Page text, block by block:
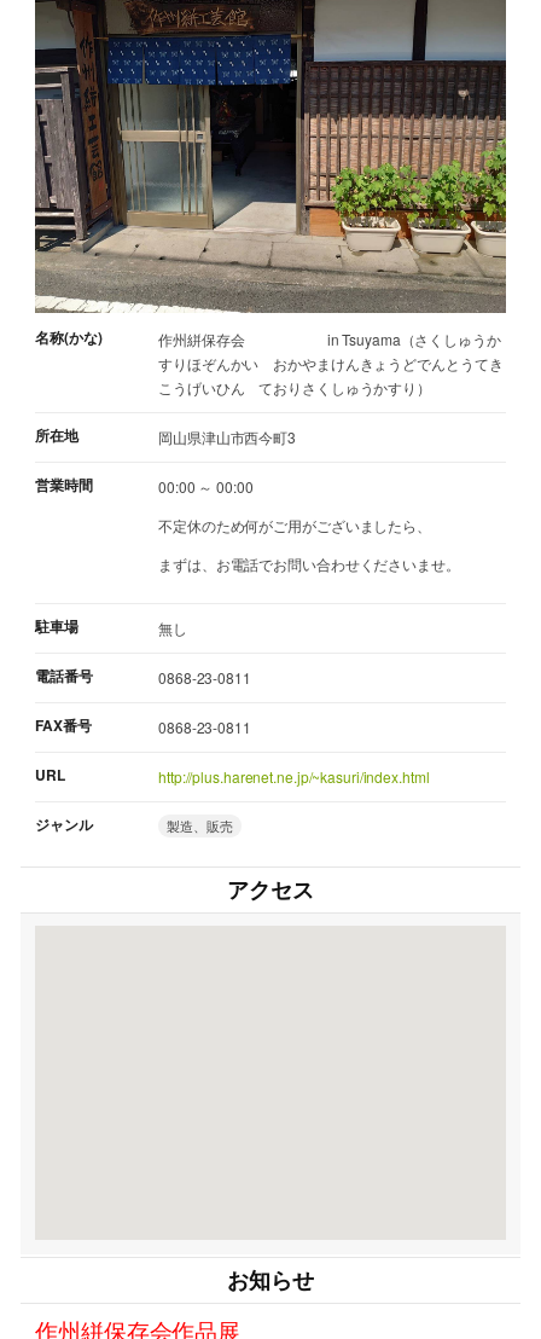
名称(かな)
作州絣保存会 in Tsuyama（さくしゅうか
すりほぞんかい おかやまけんきょうどでんとうてき
こうげいひん ておりさくしゅうかすり）
所在地 岡山県津山市西今町3
営業時間
00:00 ～ 00:00
不定休のため何がご用がございましたら、
まずは、お電話でお問い合わせくださいませ。
駐車場 無し
電話番号 0868-23-0811
FAX番号 0868-23-0811
URL http://plus.harenet.ne.jp/~kasuri/index.html
ジャンル 製造、販売
アクセス
お知らせ
作州絣保存会作品展